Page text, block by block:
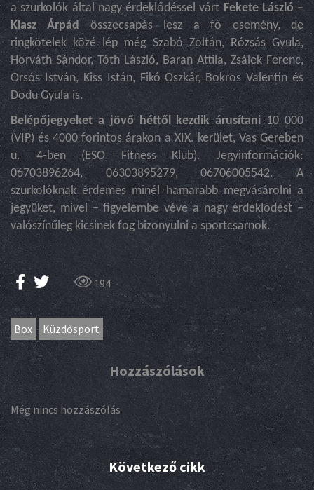
a szurkolók által nagy érdeklődéssel várt Fekete László –
Klasz Árpád összecsapás lesz a fő esemény, de
ringkötelek közé lép még Szabó Zoltán, Rózsás Gyula,
Horváth Sándor, Tóth László, Baran Attila, Zsálek Ferenc,
Orsós István, Kiss Istán, Fikó Oszkár, Bokros Valentin és
Dodu Gyula is.
Belépőjegyeket a jövő héttől kezdik árusítani10 000
(VIP) és 4000 forintos árakon a XIX. kerület, Vas Gereben
u. 4-ben (ESO Fitness Klub). Jegyinformációk:
06703896264, 06303895279, 06706005542. A
szurkolóknak érdemes minél hamarabb megvásárolni a
jegyüket, mivel – figyelembe véve a nagy érdeklődést –
valószínűleg kicsinek fog bizonyulni a sportcsarnok.
194
Box Küzdősport
Hozzászólások
Még nincs hozzászólás
Következő cikk